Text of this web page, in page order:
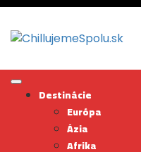
Skip
content
Destinácie
Európa
Ázia
Afrika